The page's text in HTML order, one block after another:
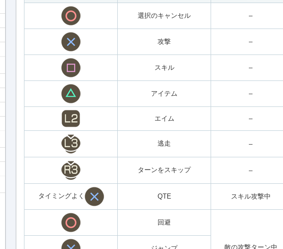
選択のキャンセル –
攻撃 –
スキル –
アイテム –
エイム –
逃走 –
ターンをスキップ –
タイミングよく QTE スキル攻撃中
回避
敵の攻撃ターン中